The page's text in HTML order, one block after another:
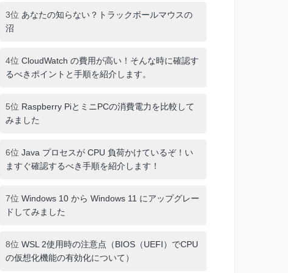
3位 あなたの知らない？トラックボールマウスの
沼
4位 CloudWatch の費用が高い！そんな時に確認す
るべきポイントと手順を紹介します。
5位 Raspberry PiとミニPCの消費電力を比較して
みました
6位 Java プロセスが CPU 負荷かけているぞ！い
ますぐ確認するべき手順を紹介します！
7位 Windows 10 から Windows 11 にアップグレー
ドしてみました
8位 WSL 2使用時の注意点（BIOS（UEFI）でCPU
の仮想化機能の有効化について）